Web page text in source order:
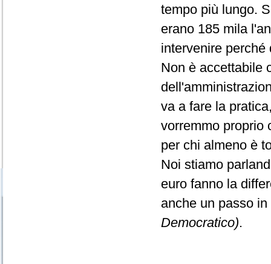
tempo più lungo.
erano 185 mila
intervenire
Non è accettabile
va a fare la
vorremmo proprio
per chi almeno è
Noi stiamo
euro fanno la
anche un passo
Democratico).